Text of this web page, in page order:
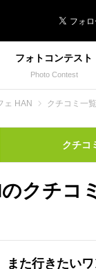
フォトコンテスト
Photo Contest
ェ HAN クチコミ一覧
クチコ
クチコミ
また行きたい